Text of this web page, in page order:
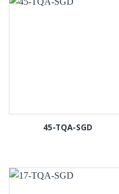
45-TQA-SGD